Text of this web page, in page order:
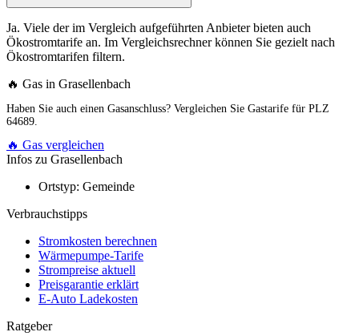
Ja. Viele der im Vergleich aufgeführten Anbieter bieten auch
Ökostromtarife an. Im Vergleichsrechner können Sie gezielt nach
Ökostromtarifen filtern.
🔥 Gas in Grasellenbach
Haben Sie auch einen Gasanschluss? Vergleichen Sie Gastarife für PLZ
64689.
🔥 Gas vergleichen
Infos zu Grasellenbach
Ortstyp: Gemeinde
Verbrauchstipps
Stromkosten berechnen
Wärmepumpe-Tarife
Strompreise aktuell
Preisgarantie erklärt
E-Auto Ladekosten
Ratgeber